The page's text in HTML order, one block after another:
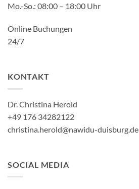
Mo.-So.: 08:00 – 18:00 Uhr
Online Buchungen
24/7
KONTAKT
Dr. Christina Herold
+49 176 34282122
christina.herold@nawidu-duisburg.de
SOCIAL MEDIA